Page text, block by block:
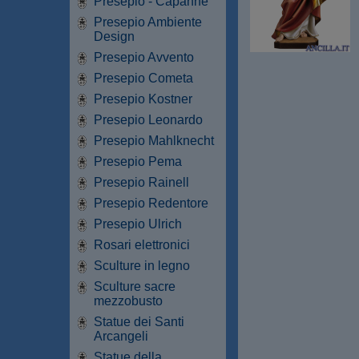
Presepio Ambiente
Design
Presepio Avvento
Presepio Cometa
Presepio Kostner
Presepio Leonardo
Presepio Mahlknecht
Presepio Pema
Presepio Rainell
Presepio Redentore
Presepio Ulrich
Rosari elettronici
Sculture in legno
Sculture sacre
mezzobusto
Statue dei Santi
Arcangeli